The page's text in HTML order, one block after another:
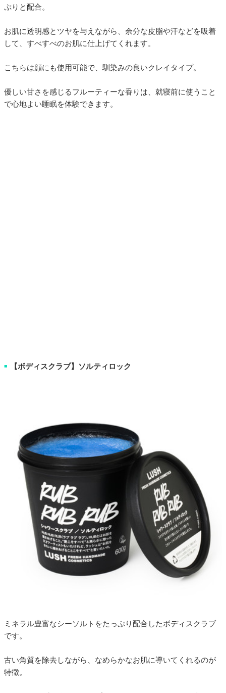
ぷりと配合。
お肌に透明感とツヤを与えながら、余分な皮脂や汗などを吸着
して、すべすべのお肌に仕上げてくれます。
こちらは顔にも使用可能で、馴染みの良いクレイタイプ。
優しい甘さを感じるフルーティーな香りは、就寝前に使うこと
で心地よい睡眠を体験できます。
■ 【ボディスクラブ】ソルティロック
ミネラル豊富なシーソルトをたっぷり配合したボディスクラブ
です。
古い角質を除去しながら、なめらかなお肌に導いてくれるのが
特徴。